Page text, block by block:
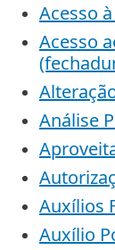
Acesso
Acesso
Análise
Auxílios
Auxílio